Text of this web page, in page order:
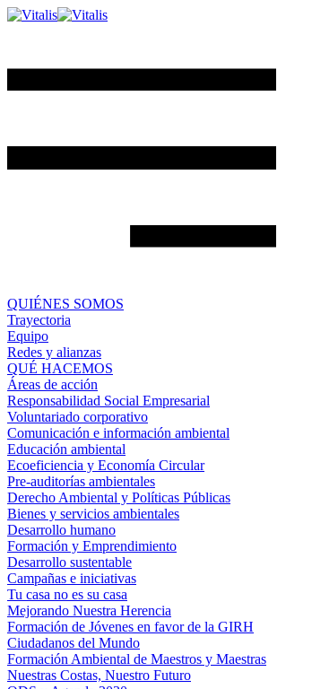
QUIÉNES SOMOS
Trayectoria
Equipo
Redes y alianzas
QUÉ HACEMOS
Áreas de acción
Responsabilidad Social Empresarial
Voluntariado corporativo
Comunicación e información ambiental
Educación ambiental
Ecoeficiencia y Economía Circular
Pre-auditorías ambientales
Derecho Ambiental y Políticas Públicas
Bienes y servicios ambientales
Desarrollo humano
Formación y Emprendimiento
Desarrollo sustentable
Campañas e iniciativas
Tu casa no es su casa
Mejorando Nuestra Herencia
Formación de Jóvenes en favor de la GIRH
Ciudadanos del Mundo
Formación Ambiental de Maestros y Maestras
Nuestras Costas, Nuestro Futuro